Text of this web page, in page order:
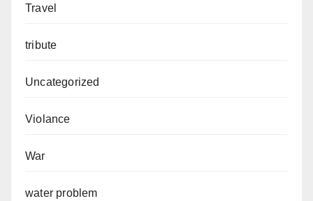
Travel
tribute
Uncategorized
Violance
War
water problem